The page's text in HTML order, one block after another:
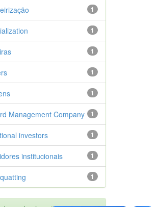
1
1
1
1
1
1
Management Company
1
investors
1
institucionais
1